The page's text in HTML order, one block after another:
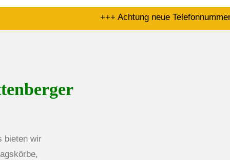
consectetuer adipiscing elit.
Aenean commodo ligula eget dolor.
ridiculus mus. Donec quam felis,
+++ Achtung neue Telefonnummer:
bieten wir